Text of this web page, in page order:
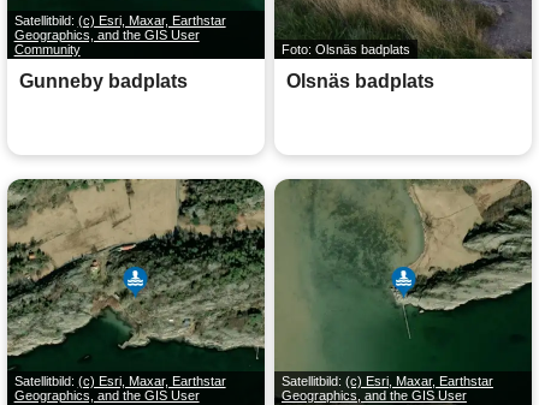
Satellitbild: (c) Esri, Maxar, Earthstar
Geographics, and the GIS User
Community
Gunneby badplats
Foto: Olsnäs badplats
Olsnäs badplats
Satellitbild: (c) Esri, Maxar, Earthstar
Geographics, and the GIS User
Satellitbild: (c) Esri, Maxar, Earthstar
Geographics, and the GIS User